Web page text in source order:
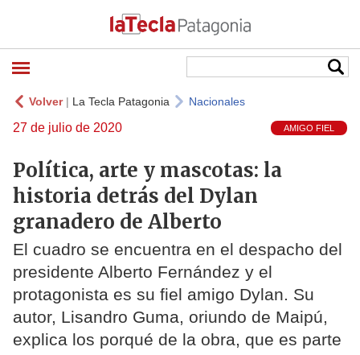
Volver| La Tecla Patagonia Nacionales
27 de julio de 2020 AMIGO FIEL
Política, arte y mascotas: la
historia detrás del Dylan
granadero de Alberto
El cuadro se encuentra en el despacho del
presidente Alberto Fernández y el
protagonista es su fiel amigo Dylan. Su
autor, Lisandro Guma, oriundo de Maipú,
explica los porqué de la obra, que es parte